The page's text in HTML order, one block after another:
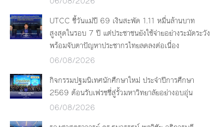
UTCC ชี้วันแม่ปี 69 เงินสะพัด 1.11 หมื่นล้านบาท
สูงสุดในรอบ 7 ปี แต่ประชาชนยังใช้จ่ายอย่างระมัดระวัง
พร้อมจับตาปัญหาประชากรไทยลดลงต่อเนื่อง
06/08/2026
กิจกรรมปฐมนิเทศนักศึกษาใหม่ ประจำปีการศึกษา
2569 ต้อนรับเฟรชชี่สู่รั้วมหาวิทยาลัยอย่างอบอุ่น
06/08/2026